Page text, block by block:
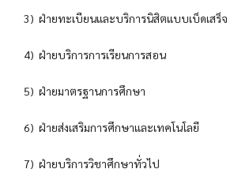
3) ฝ่ายทะเบียนและบริการนิสิตแบบเบ็ดเสร็จ
4) ฝ่ายบริการการเรียนการสอน
5) ฝ่ายมาตรฐานการศึกษา
6) ฝ่ายส่งเสริมการศึกษาและเทคโนโลยี
7) ฝ่ายบริการวิชาศึกษาทั่วไป